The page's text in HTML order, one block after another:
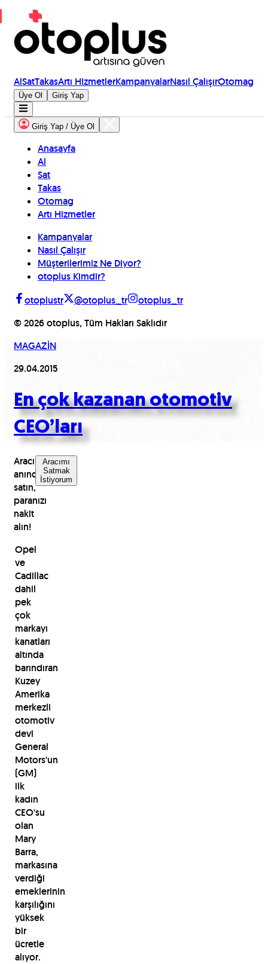
AlSatTakasArtı HizmetlerKampanyalarNasıl ÇalışırOtomag
Üye Ol Giriş Yap
Giriş Yap / Üye Ol
Anasayfa
Al
Sat
Takas
Otomag
Artı Hizmetler
Kampanyalar
Nasıl Çalışır
Müşterilerimiz Ne Diyor?
otoplus Kimdir?
otoplustr
@otoplus_tr
otoplus_tr
© 2026 otoplus, Tüm Hakları Saklıdır
MAGAZİN
29.04.2015
En çok kazanan otomotiv
CEO’ları
Aracınızı
anında
satın,
paranızı
nakit
alın!
Aracımı
Satmak
İstiyorum
Opel
ve
Cadillac
dahil
pek
çok
markayı
kanatları
altında
barındıran
Kuzey
Amerika
merkezli
otomotiv
devi
General
Motors'un
(GM)
ilk
kadın
CEO'su
olan
Mary
Barra,
markasına
verdiği
emeklerinin
karşılığını
yüksek
bir
ücretle
alıyor.